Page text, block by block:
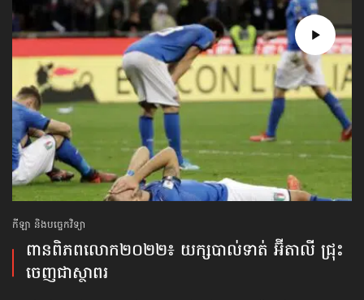
កីឡា និងបច្ចេកវិទ្យា
ពានពិភពលោក​២០២២៖ យក្សបាល់ទាត់ អ៊ីតាលី ជ្រុះ
ចេញ​ជាស្ថាពរ